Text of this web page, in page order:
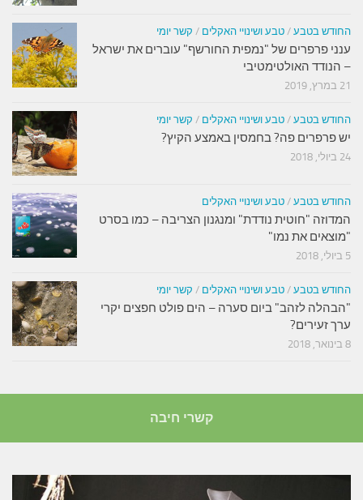
החודש בטבע / טבע ושינויי האקלים / קשר יומי
ענני פרפרים של "נמפית החורשף" עוברים את ישראל
– הנודד האולטימטיבי
21 במרץ, 2019
החודש בטבע / טבע ושינויי האקלים / קשר יומי
יש פרפרים פה? בחמסין באמצע הקיץ?
24 ביולי, 2018
החודש בטבע / טבע ושינויי האקלים
המדוזה "חוטית נודדת" ומנגנון הצריבה – כמו בסרט
"מוצאים את נמו"
5 ביולי, 2018
החודש בטבע / טבע ושינויי האקלים / קשר יומי
"הבהלה לזהב" ביום סערה – הים פולט חפצים יקרי
ערך זעירים?
8 בינואר, 2018
קשרי חיבה